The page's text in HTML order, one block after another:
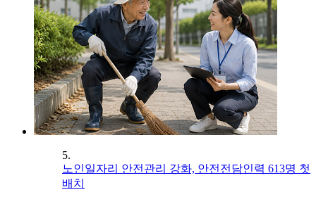
5.
노인일자리 안전관리 강화, 안전전담인력 613명 첫
배치